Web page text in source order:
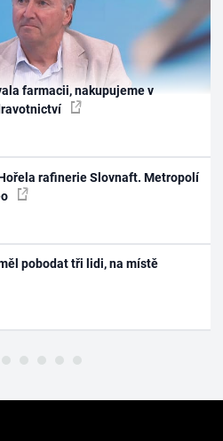
farmacii, nakupujeme v
rafinerie Slovnaft. Metropolí
pobodat tři lidi, na místě